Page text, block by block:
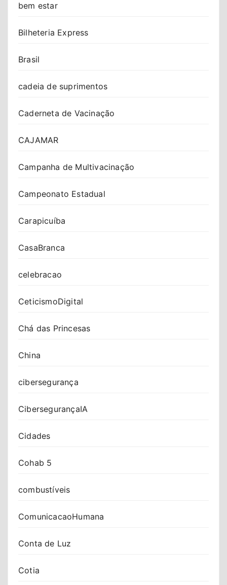
bem estar
Bilheteria Express
Brasil
cadeia de suprimentos
Caderneta de Vacinação
CAJAMAR
Campanha de Multivacinação
Campeonato Estadual
Carapicuíba
CasaBranca
celebracao
CeticismoDigital
Chá das Princesas
China
cibersegurança
CibersegurançaIA
Cidades
Cohab 5
combustíveis
ComunicacaoHumana
Conta de Luz
Cotia